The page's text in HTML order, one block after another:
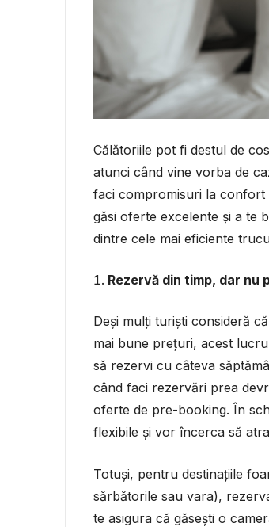
Călătoriile pot fi destul de
atunci când vine vorba de
faci compromisuri la confort
găsi oferte excelente și a te
dintre cele mai eficiente
Rezervă din timp, dar nu
Deși mulți turiști consideră
mai bune prețuri, acest
să rezervi cu câteva
când faci rezervări prea
oferte de pre-booking. În
flexibile și vor încerca să
Totuși, pentru destinațiile
sărbătorile sau vara),
te asigura că găsești o